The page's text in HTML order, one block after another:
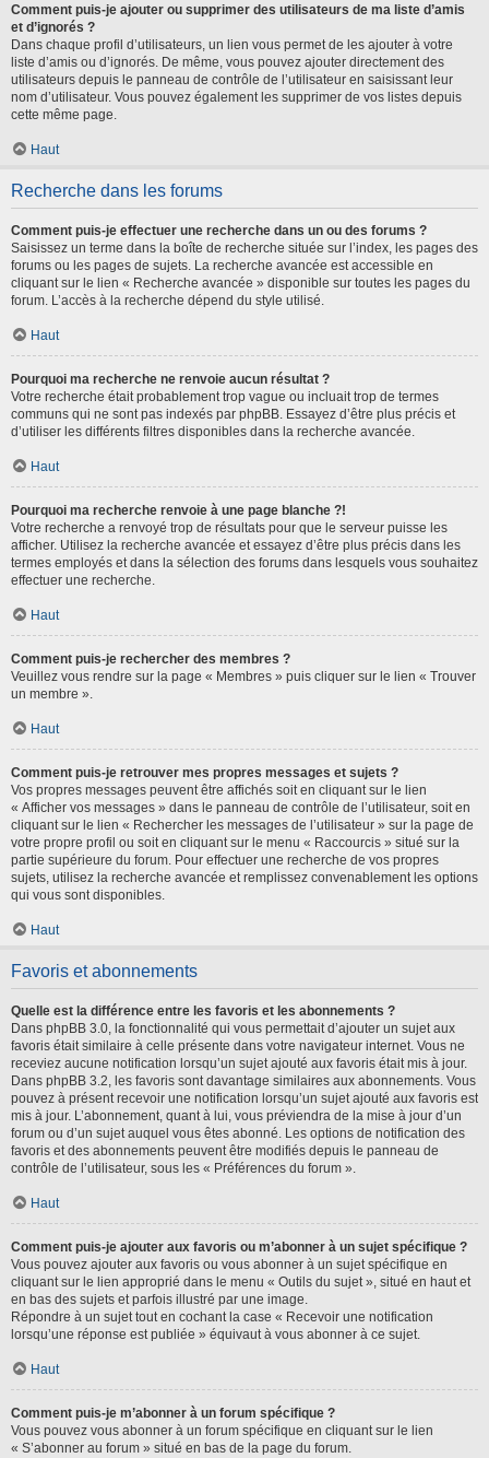
Comment puis-je ajouter ou supprimer des utilisateurs de ma liste d’amis
et d’ignorés ?
Dans chaque profil d’utilisateurs, un lien vous permet de les ajouter à votre
liste d’amis ou d’ignorés. De même, vous pouvez ajouter directement des
utilisateurs depuis le panneau de contrôle de l’utilisateur en saisissant leur
nom d’utilisateur. Vous pouvez également les supprimer de vos listes depuis
cette même page.
Haut
Recherche dans les forums
Comment puis-je effectuer une recherche dans un ou des forums ?
Saisissez un terme dans la boîte de recherche située sur l’index, les pages des
forums ou les pages de sujets. La recherche avancée est accessible en
cliquant sur le lien « Recherche avancée » disponible sur toutes les pages du
forum. L’accès à la recherche dépend du style utilisé.
Haut
Pourquoi ma recherche ne renvoie aucun résultat ?
Votre recherche était probablement trop vague ou incluait trop de termes
communs qui ne sont pas indexés par phpBB. Essayez d’être plus précis et
d’utiliser les différents filtres disponibles dans la recherche avancée.
Haut
Pourquoi ma recherche renvoie à une page blanche ?!
Votre recherche a renvoyé trop de résultats pour que le serveur puisse les
afficher. Utilisez la recherche avancée et essayez d’être plus précis dans les
termes employés et dans la sélection des forums dans lesquels vous souhaitez
effectuer une recherche.
Haut
Comment puis-je rechercher des membres ?
Veuillez vous rendre sur la page « Membres » puis cliquer sur le lien « Trouver
un membre ».
Haut
Comment puis-je retrouver mes propres messages et sujets ?
Vos propres messages peuvent être affichés soit en cliquant sur le lien
« Afficher vos messages » dans le panneau de contrôle de l’utilisateur, soit en
cliquant sur le lien « Rechercher les messages de l’utilisateur » sur la page de
votre propre profil ou soit en cliquant sur le menu « Raccourcis » situé sur la
partie supérieure du forum. Pour effectuer une recherche de vos propres
sujets, utilisez la recherche avancée et remplissez convenablement les options
qui vous sont disponibles.
Haut
Favoris et abonnements
Quelle est la différence entre les favoris et les abonnements ?
Dans phpBB 3.0, la fonctionnalité qui vous permettait d’ajouter un sujet aux
favoris était similaire à celle présente dans votre navigateur internet. Vous ne
receviez aucune notification lorsqu’un sujet ajouté aux favoris était mis à jour.
Dans phpBB 3.2, les favoris sont davantage similaires aux abonnements. Vous
pouvez à présent recevoir une notification lorsqu’un sujet ajouté aux favoris est
mis à jour. L’abonnement, quant à lui, vous préviendra de la mise à jour d’un
forum ou d’un sujet auquel vous êtes abonné. Les options de notification des
favoris et des abonnements peuvent être modifiés depuis le panneau de
contrôle de l’utilisateur, sous les « Préférences du forum ».
Haut
Comment puis-je ajouter aux favoris ou m’abonner à un sujet spécifique ?
Vous pouvez ajouter aux favoris ou vous abonner à un sujet spécifique en
cliquant sur le lien approprié dans le menu « Outils du sujet », situé en haut et
en bas des sujets et parfois illustré par une image.
Répondre à un sujet tout en cochant la case « Recevoir une notification
lorsqu’une réponse est publiée » équivaut à vous abonner à ce sujet.
Haut
Comment puis-je m’abonner à un forum spécifique ?
Vous pouvez vous abonner à un forum spécifique en cliquant sur le lien
« S’abonner au forum » situé en bas de la page du forum.